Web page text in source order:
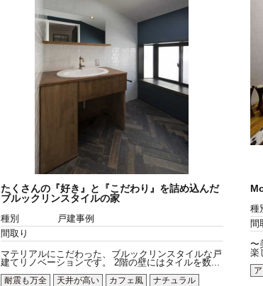
たくさんの『好き』と『こだわり』を詰め込んだ
ブルックリンスタイルの家
種別
戸建事例
間取り
マテリアルにこだわった、ブルックリンスタイルな戸
建てリノベーションです。 2階の壁にはタイルを数...
耐震も万全
天井が高い カフェ風
ナチュラル
種
間
〜
楽